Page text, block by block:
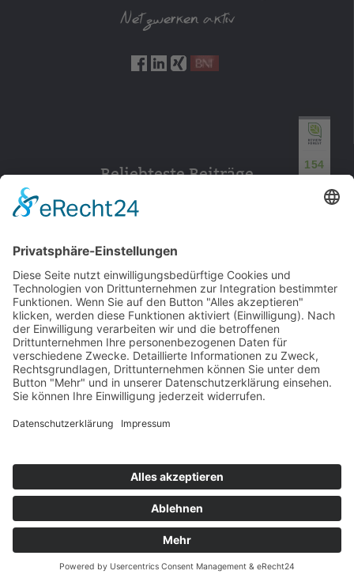
Netzwerken aktiv
Beliebteste Beiträge
© 2026 Walter Stuber -Impressum Datenschutz
Gemeinhardt Service - Mutmacher.jetzt
Bewertungen auf ProvenExpert.com
154